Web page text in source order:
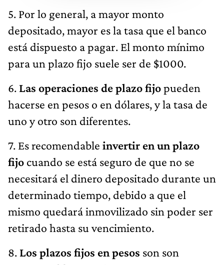
5. Por lo general, a mayor monto
depositado, mayor es la tasa que el banco
está dispuesto a pagar. El monto mínimo
para un plazo fijo suele ser de $1000.
6. Las operaciones de plazo fijopueden
hacerse en pesos o en dólares, y la tasa de
uno y otro son diferentes.
7. Es recomendable invertir en un plazo
fijo cuando se está seguro de que no se
necesitará el dinero depositado durante un
determinado tiempo, debido a que el
mismo quedará inmovilizado sin poder ser
retirado hasta su vencimiento.
8. Los plazos fijos en pesos son son